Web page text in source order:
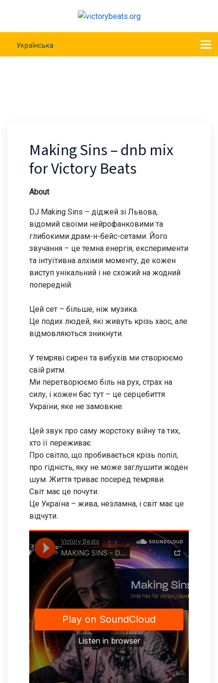
Українська
Making Sins – dnb mix
for Victory Beats
About
DJ Making Sins – діджей зі Львова,
відомий своїми нейрофанковими та
глибокими драм-н-бейс-сетами. Його
звучання – це темна енергія, експерименти
та інтуїтивна алхімія моменту, де кожен
виступ унікальний і не схожий на жодний
попередній.
Цей сет – більше, ніж музика.
Це подих людей, які живуть крізь хаос, але
відмовляються зникнути.
У темряві сирен та вибухів ми створюємо
свій ритм.
Ми перетворюємо біль на рух, страх на
силу, і кожен бас тут – це серцебиття
України, яке не замовкне.
Цей звук про саму жорстоку війну та тих,
хто її переживає.
Про світло, що пробивається крізь попіл,
про гідність, яку не може заглушити жоден
шум. Життя триває посеред темряви.
Світ має це почути.
Це Україна – жива, незламна, і світ має це
відчути.